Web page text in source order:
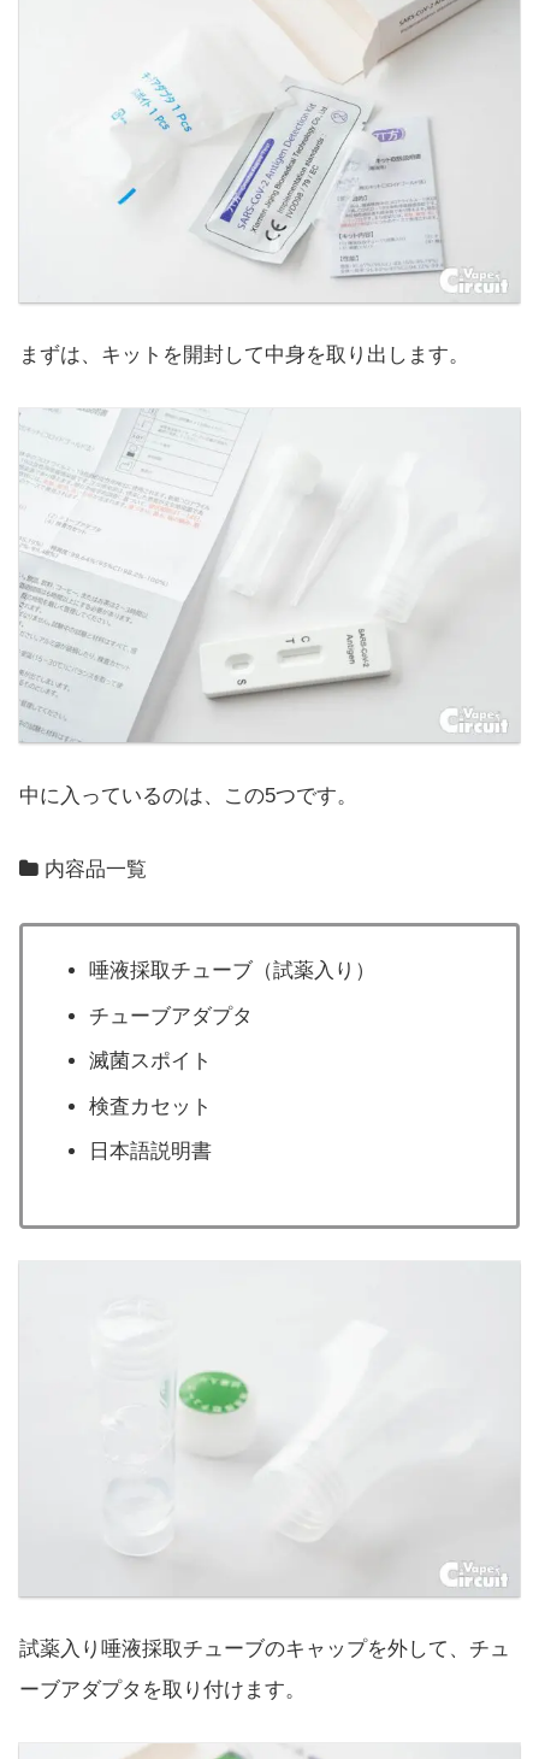
まずは、キットを開封して中身を取り出します。
中に入っているのは、この5つです。
内容品一覧
唾液採取チューブ（試薬入り）
チューブアダプタ
滅菌スポイト
検査カセット
日本語説明書
試薬入り唾液採取チューブのキャップを外して、チュ
ーブアダプタを取り付けます。